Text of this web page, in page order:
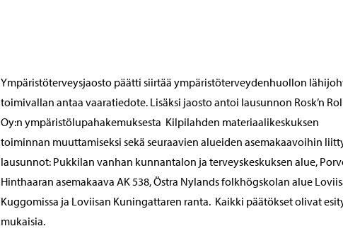
Ympäristöterveysjaosto päätti siirtää ympäristöterveydenhuollon
toimivallan antaa vaaratiedote. Lisäksi jaosto antoi lausunnon Rosk’n
Oy:n ympäristölupahakemuksesta Kilpilahden materiaalikeskuksen
toiminnan muuttamiseksi sekä seuraavien alueiden asemakaavoihin
lausunnot: Pukkilan vanhan kunnantalon ja terveyskeskuksen alue,
Hinthaaran asemakaava AK 538, Östra Nylands folkhögskolan alue
Kuggomissa ja Loviisan Kuningattaren ranta. Kaikki päätökset olivat
mukaisia.